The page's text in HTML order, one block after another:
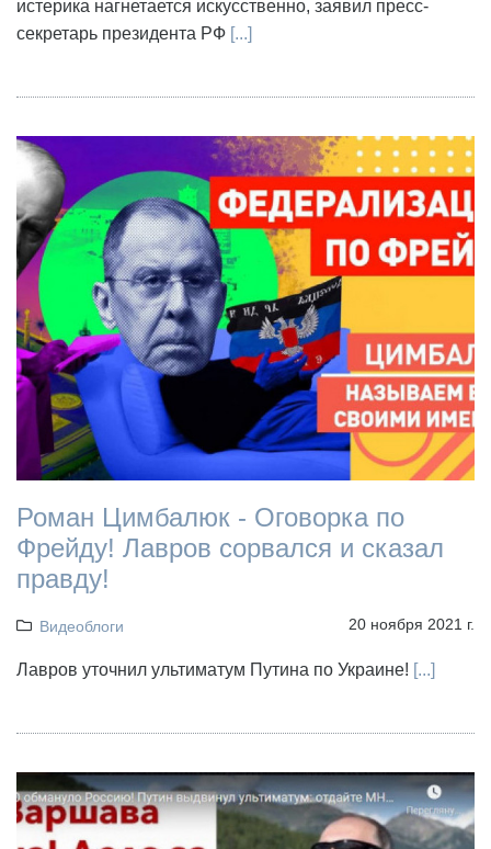
истерика нагнетается искусственно, заявил пресс-
секретарь президента РФ [...]
Роман Цимбалюк - Оговорка по
Фрейду! Лавров сорвался и сказал
правду!
Видеоблоги 20 ноября 2021 г.
Лавров уточнил ультиматум Путина по Украине! [...]